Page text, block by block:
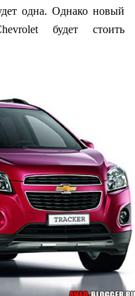
одна. Однако новый
будет стоить